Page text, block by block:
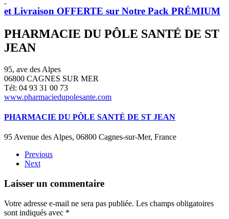
et Livraison OFFERTE sur Notre Pack PRÉMIUM
PHARMACIE DU PÔLE SANTÉ DE ST
JEAN
95, ave des Alpes
06800 CAGNES SUR MER
Tél: 04 93 31 00 73
www.pharmaciedupolesante.com
PHARMACIE DU PÔLE SANTÉ DE ST JEAN
95 Avenue des Alpes, 06800 Cagnes-sur-Mer, France
Previous
Next
Laisser un commentaire
Votre adresse e-mail ne sera pas publiée. Les champs obligatoires
sont indiqués avec *